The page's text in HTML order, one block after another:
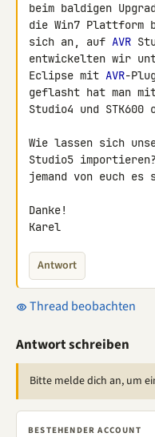
beim baldigen
die Win7 Plattform
sich an, auf AVR
entwickelten wir
Eclipse mit AVR-
geflasht hat man
Studio4 und
Wie lassen sich
Studio5
jemand von euch
Danke!
Karel
Antwort
Thread beobachten
Antwort schreiben
Bitte melde dich an, um
BESTEHENDER ACCOUNT